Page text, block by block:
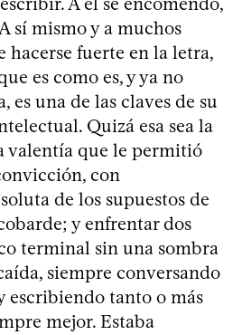
sí mismo y a muchos
hacerse fuerte en la letra,
es como es, y ya no
es una de las claves de su
Quizá esa sea la
valentía que le permitió
con
de los supuestos de
y enfrentar dos
terminal sin una sombra
siempre conversando
escribiendo tanto o más
mejor. Estaba